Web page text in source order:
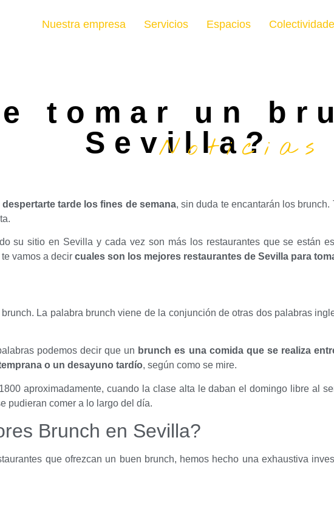
Nuestra empresa Servicios Espacios
tomar un
Sevilla?
Noticias
tarde los fines de semana, sin duda te encantarán los
su sitio en Sevilla y cada vez son más los restaurantes que se están
te vamos a decircuales son los mejores restaurantes de Sevilla para
La palabra brunch viene de la conjunción de otras dos palabras
podemos decir que un brunch es una comida que se realiza
o un desayuno tardío, según como se mire.
aproximadamente, cuando la clase alta le daban el domingo libre al
pudieran comer a lo largo del día.
Brunch en Sevilla?
que ofrezcan un buen brunch, hemos hecho una exhaustiva